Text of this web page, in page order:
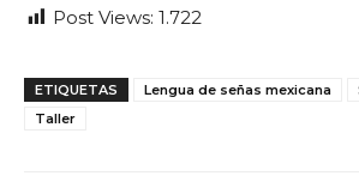
Post Views: 1.722
ETIQUETAS Lengua de señas mexicana
Taller